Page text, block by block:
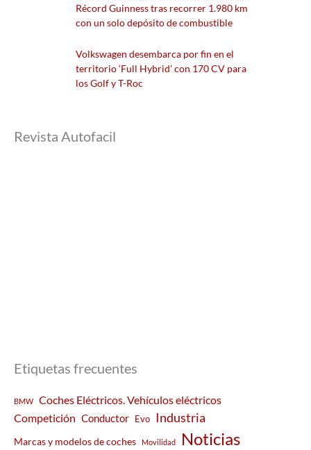
Récord Guinness tras recorrer 1.980 km
con un solo depósito de combustible
Volkswagen desembarca por fin en el
territorio ‘Full Hybrid’ con 170 CV para
los Golf y T-Roc
Revista Autofacil
Etiquetas frecuentes
BMW
Coches Eléctricos. Vehículos eléctricos
Competición Conductor Evo Industria
Marcas y modelos de coches Movilidad Noticias